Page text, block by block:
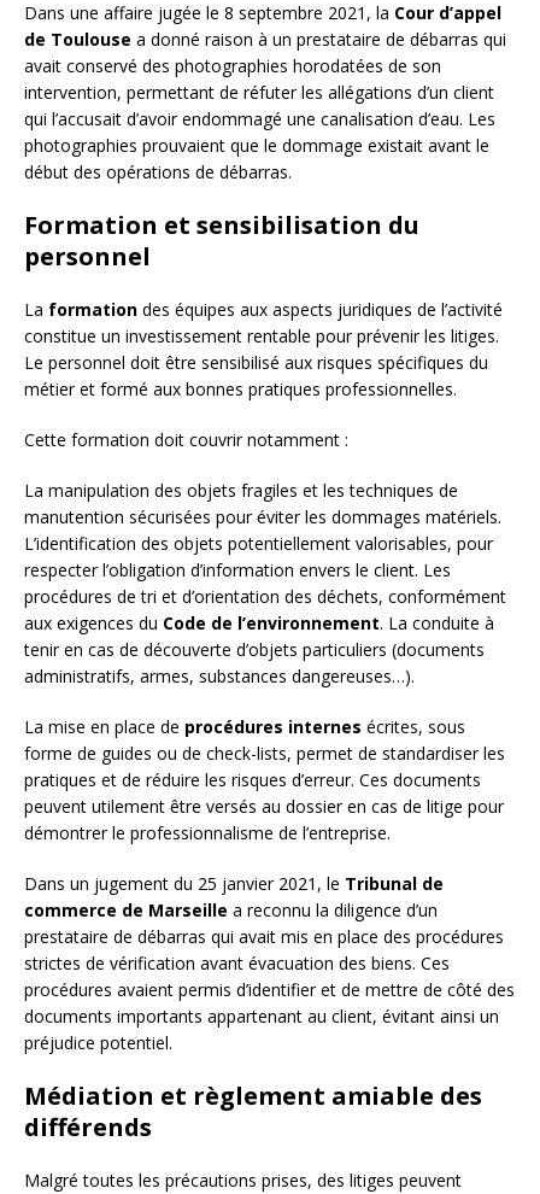
Dans une affaire jugée le 8 septembre 2021, la Cour d’appel
de Toulouse a donné raison à un prestataire de débarras qui
avait conservé des photographies horodatées de son
intervention, permettant de réfuter les allégations d’un client
qui l’accusait d’avoir endommagé une canalisation d’eau. Les
photographies prouvaient que le dommage existait avant le
début des opérations de débarras.
Formation et sensibilisation du
personnel
La formation des équipes aux aspects juridiques de l’activité
constitue un investissement rentable pour prévenir les litiges.
Le personnel doit être sensibilisé aux risques spécifiques du
métier et formé aux bonnes pratiques professionnelles.
Cette formation doit couvrir notamment :
La manipulation des objets fragiles et les techniques de
manutention sécurisées pour éviter les dommages matériels.
L’identification des objets potentiellement valorisables, pour
respecter l’obligation d’information envers le client. Les
procédures de tri et d’orientation des déchets, conformément
aux exigences du Code de l’environnement. La conduite à
tenir en cas de découverte d’objets particuliers (documents
administratifs, armes, substances dangereuses…).
La mise en place de procédures internes écrites, sous
forme de guides ou de check-lists, permet de standardiser les
pratiques et de réduire les risques d’erreur. Ces documents
peuvent utilement être versés au dossier en cas de litige pour
démontrer le professionnalisme de l’entreprise.
Dans un jugement du 25 janvier 2021, le Tribunal de
commerce de Marseille a reconnu la diligence d’un
prestataire de débarras qui avait mis en place des procédures
strictes de vérification avant évacuation des biens. Ces
procédures avaient permis d’identifier et de mettre de côté des
documents importants appartenant au client, évitant ainsi un
préjudice potentiel.
Médiation et règlement amiable des
différends
Malgré toutes les précautions prises, des litiges peuvent